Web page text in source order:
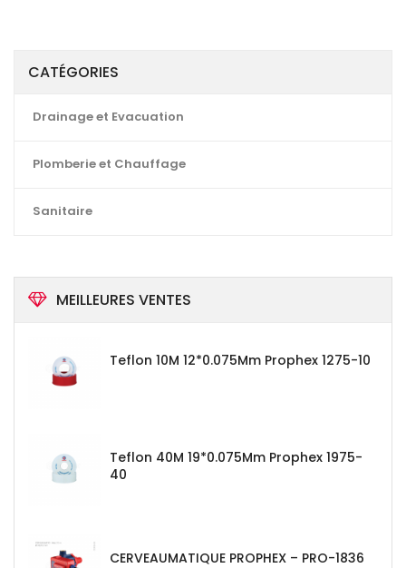
CATÉGORIES
Drainage et Evacuation
Plomberie et Chauffage
Sanitaire
MEILLEURES VENTES
Teflon 10M 12*0.075Mm Prophex 1275-10
Teflon 40M 19*0.075Mm Prophex 1975-
40
CERVEAUMATIQUE PROPHEX – PRO-1836